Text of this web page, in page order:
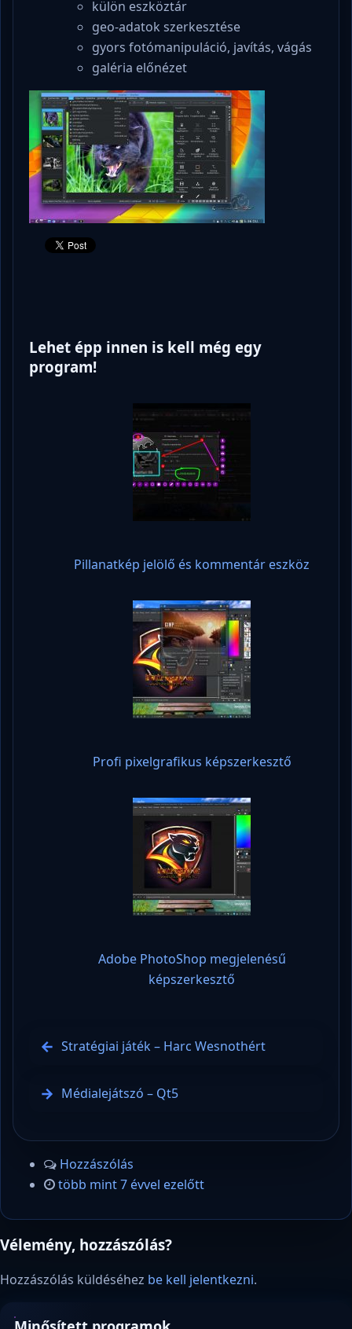
külön eszköztár
geo-adatok szerkesztése
gyors fotómanipuláció, javítás, vágás
galéria előnézet
Lehet épp innen is kell még egy
program!
Pillanatkép jelölő és kommentár eszköz
Profi pixelgrafikus képszerkesztő
Adobe PhotoShop megjelenésű
képszerkesztő
Stratégiai játék – Harc Wesnothért
Médialejátszó – Qt5
Hozzászólás
több mint 7 évvel ezelőtt
Vélemény, hozzászólás?
Hozzászólás küldéséhez be kell jelentkezni.